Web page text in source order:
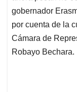
gobernador
por cuenta de la
Cámara de
Robayo Bechara.